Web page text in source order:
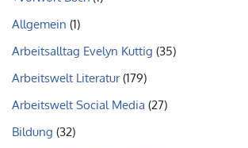
Allgemein (1)
Arbeitsalltag Evelyn Kuttig (35)
Arbeitswelt Literatur(179)
Arbeitswelt Social Media (27)
Bildung (32)